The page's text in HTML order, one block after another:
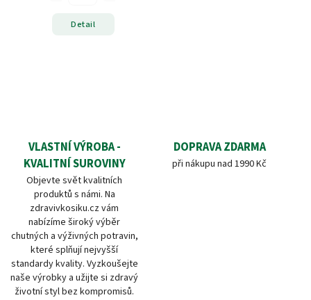
Detail
VLASTNÍ VÝROBA -
KVALITNÍ SUROVINY
Objevte svět kvalitních
produktů s námi. Na
zdravivkosiku.cz vám
nabízíme široký výběr
chutných a výživných potravin,
které splňují nejvyšší
standardy kvality. Vyzkoušejte
naše výrobky a užijte si zdravý
životní styl bez kompromisů.
DOPRAVA ZDARMA
při nákupu nad 1990 Kč